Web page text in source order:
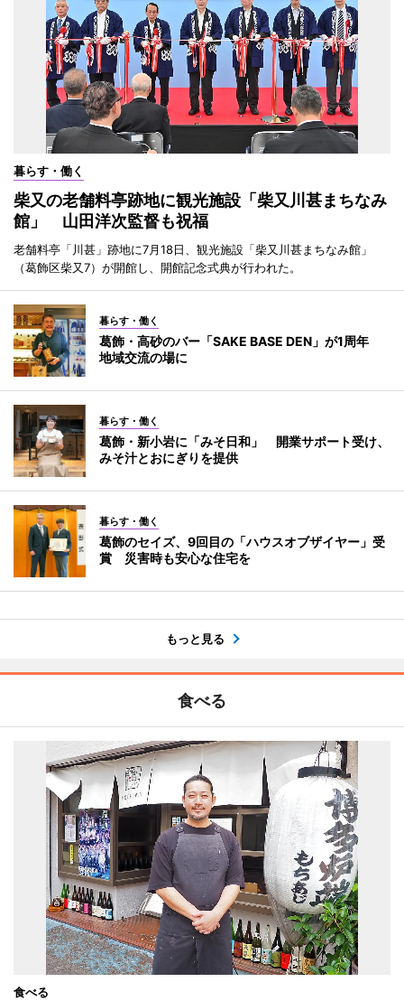
暮らす・働く
柴又の老舗料亭跡地に観光施設「柴又川甚まちなみ
館」 山田洋次監督も祝福
老舗料亭「川甚」跡地に7月18日、観光施設「柴又川甚まちなみ館」
（葛飾区柴又7）が開館し、開館記念式典が行われた。
暮らす・働く
葛飾・高砂のバー「SAKE BASE DEN」が1周年
地域交流の場に
暮らす・働く
葛飾・新小岩に「みそ日和」 開業サポート受け、
みそ汁とおにぎりを提供
暮らす・働く
葛飾のセイズ、9回目の「ハウスオブザイヤー」受
賞 災害時も安心な住宅を
もっと見る
食べる
食べる